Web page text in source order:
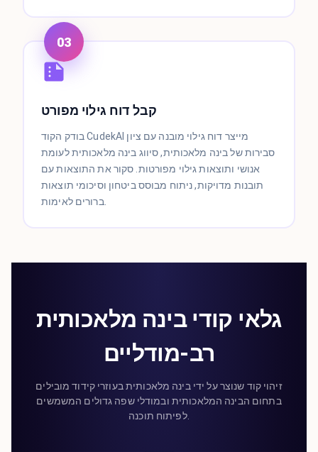
03
קבל דוח גילוי מפורט
בודק הקוד CudekAI מייצר דוח גילוי מובנה עם ציון
סבירות של בינה מלאכותית, סיווג בינה מלאכותית לעומת
אנושי ותוצאות גילוי מפורטות. סקור את התוצאות עם
תובנות מדויקות, ניתוח מבוסס ביטחון וסיכומי תוצאות
גלאי קודי בינה מלאכותית
רב-מודליים
זיהוי קוד שנוצר על ידי בינה מלאכותית בעוזרי קידוד מובילים
בתחום הבינה המלאכותית ובמודלי שפה גדולים המשמשים
לפיתוח תוכנה.